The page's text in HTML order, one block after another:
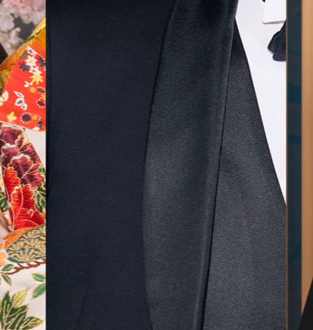
無料相談予約
来店・オンライン
に入
最後
た！